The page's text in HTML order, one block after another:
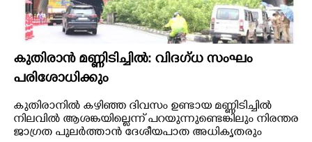
CONTACT US
കുതിരാൻ മണ്ണിടിച്ചിൽ: വിദഗ്ധ സംഘം
പരിശോധിക്കും
കുതിരാനിൽ കഴിഞ്ഞ ദിവസം ഉണ്ടായ മണ്ണിടിച്ചിൽ
നിലവിൽ ആശങ്കയില്ലെന്ന് പറയുന്നുണ്ടെങ്കിലും നിരന്തര
ജാഗ്രത പുലർത്താൻ ദേശീയപാത അധികൃതരും